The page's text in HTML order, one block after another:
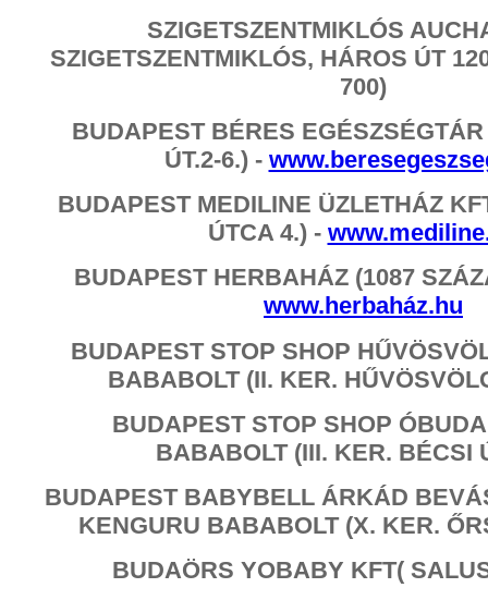
SZIGETSZENTMIKLÓS
SZIGETSZENTMIKLÓS, HÁROS ÚT
700)
BUDAPEST BÉRES
ÚT.2-6.) -
BUDAPEST MEDILINE ÜZLETHÁZ
ÚTCA 4.) -
BUDAPEST HERBAHÁZ (1087
www.herbaház.hu
BUDAPEST STOP SHOP
BABABOLT (II. KER.
BUDAPEST STOP SHOP
BABABOLT (III. KER. BÉCSI
BUDAPEST BABYBELL ÁRKÁD
KENGURU BABABOLT (X. KER.
BUDAÖRS YOBABY KFT(